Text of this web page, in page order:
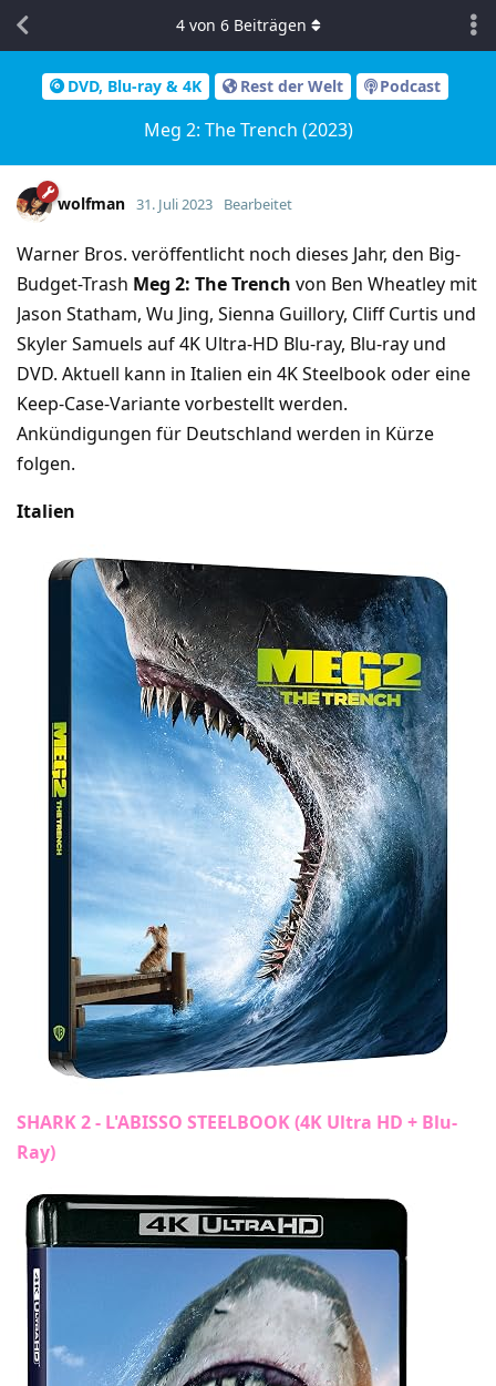
DVD, Blu-ray & 4K Rest der Welt Podcast
Meg 2: The Trench (2023)
4von 6Beiträgen
wolfman 31. Juli 2023 Bearbeitet
Warner Bros. veröffentlicht noch dieses Jahr, den Big-
Budget-Trash Meg 2: The Trench von Ben Wheatley mit
Jason Statham, Wu Jing, Sienna Guillory, Cliff Curtis und
Skyler Samuels auf 4K Ultra-HD Blu-ray, Blu-ray und
DVD. Aktuell kann in Italien ein 4K Steelbook oder eine
Keep-Case-Variante vorbestellt werden.
Ankündigungen für Deutschland werden in Kürze
folgen.
Italien
SHARK 2 - L'ABISSO STEELBOOK (4K Ultra HD + Blu-
Ray)